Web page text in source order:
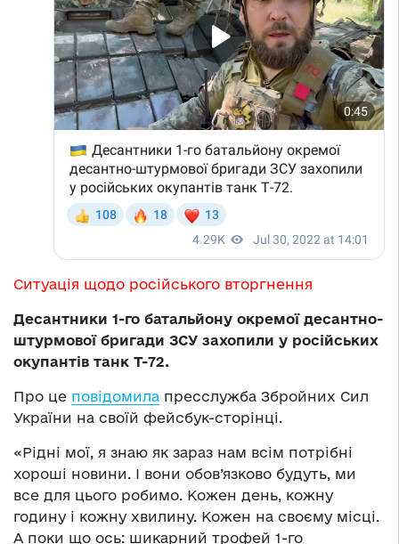
Ситуація щодо російського вторгнення
Десантники 1-го батальйону окремої десантно-
штурмової бригади ЗСУ захопили у російських
окупантів танк Т-72.
Про це повідомила пресслужба Збройних Сил
України на своїй фейсбук-сторінці.
«Рідні мої, я знаю як зараз нам всім потрібні
хороші новини. І вони обов’язково будуть, ми
все для цього робимо. Кожен день, кожну
годину і кожну хвилину. Кожен на своєму місці.
А поки що ось: шикарний трофей 1-го